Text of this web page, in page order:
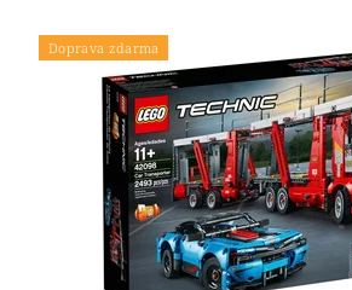
Doprava zdarma